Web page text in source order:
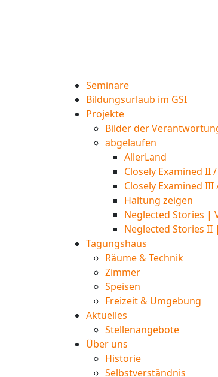
Seminare
Bildungsurlaub im GSI
Projekte
Bilder der
abgelaufen
AllerLand
Closely Examined II
Closely Examined
Haltung zeigen
Neglected Stories |
Neglected Stories II
Tagungshaus
Räume & Technik
Zimmer
Speisen
Freizeit & Umgebung
Aktuelles
Stellenangebote
Über uns
Historie
Selbstverständnis